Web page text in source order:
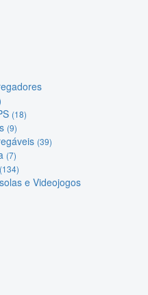
(18)
(9)
(39)
(7)
(134)
e Videojogos